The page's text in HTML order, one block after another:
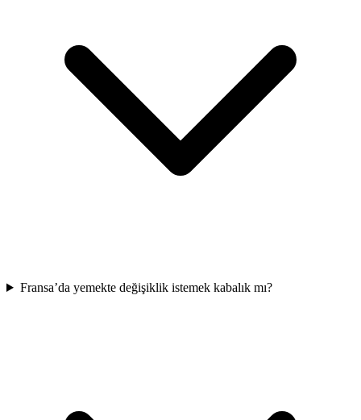
Fransa’da yemekte değişiklik istemek kabalık mı?